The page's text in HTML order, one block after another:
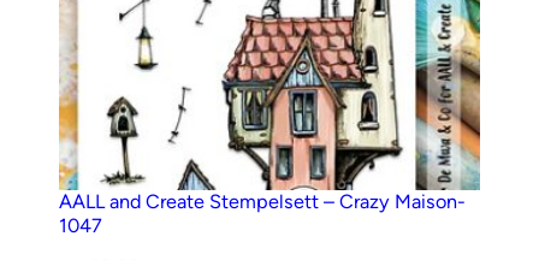
AALL and Create Stempelsett – Crazy Maison-
1047